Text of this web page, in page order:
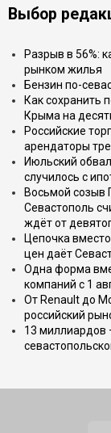
Выбор
Разрыв в 56%:
рынком жилья
Бензин по-
Как сохранить
Крыма на
Российские
арендаторы
Июльский
случилось с
Восьмой созыв
Севастополь
ждёт от
Цепочка
цен даёт
Одна форма
компаний с 1
От Renault до
российский
13 миллиардов